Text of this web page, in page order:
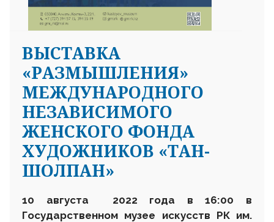
ВЫСТАВКА
«РАЗМЫШЛЕНИЯ»
МЕЖДУНАРОДНОГО
НЕЗАВИСИМОГО
ЖЕНСКОГО ФОНДА
ХУДОЖНИКОВ «ТАН-
ШОЛПАН»
10 августа 2022 года в 16:00 в
Государственном музее искусств РК им.